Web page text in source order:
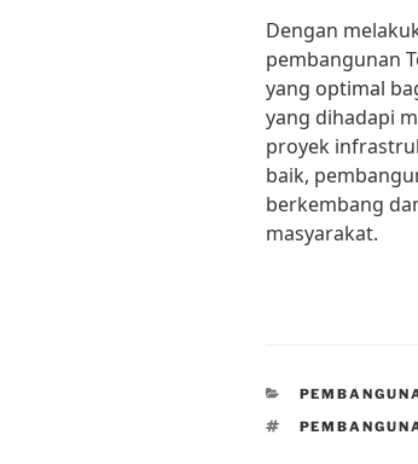
Dengan
pembangunan
yang optimal
yang dihadapi
proyek
baik,
berkembang
masyarakat.
CATEGORIES
TAGS